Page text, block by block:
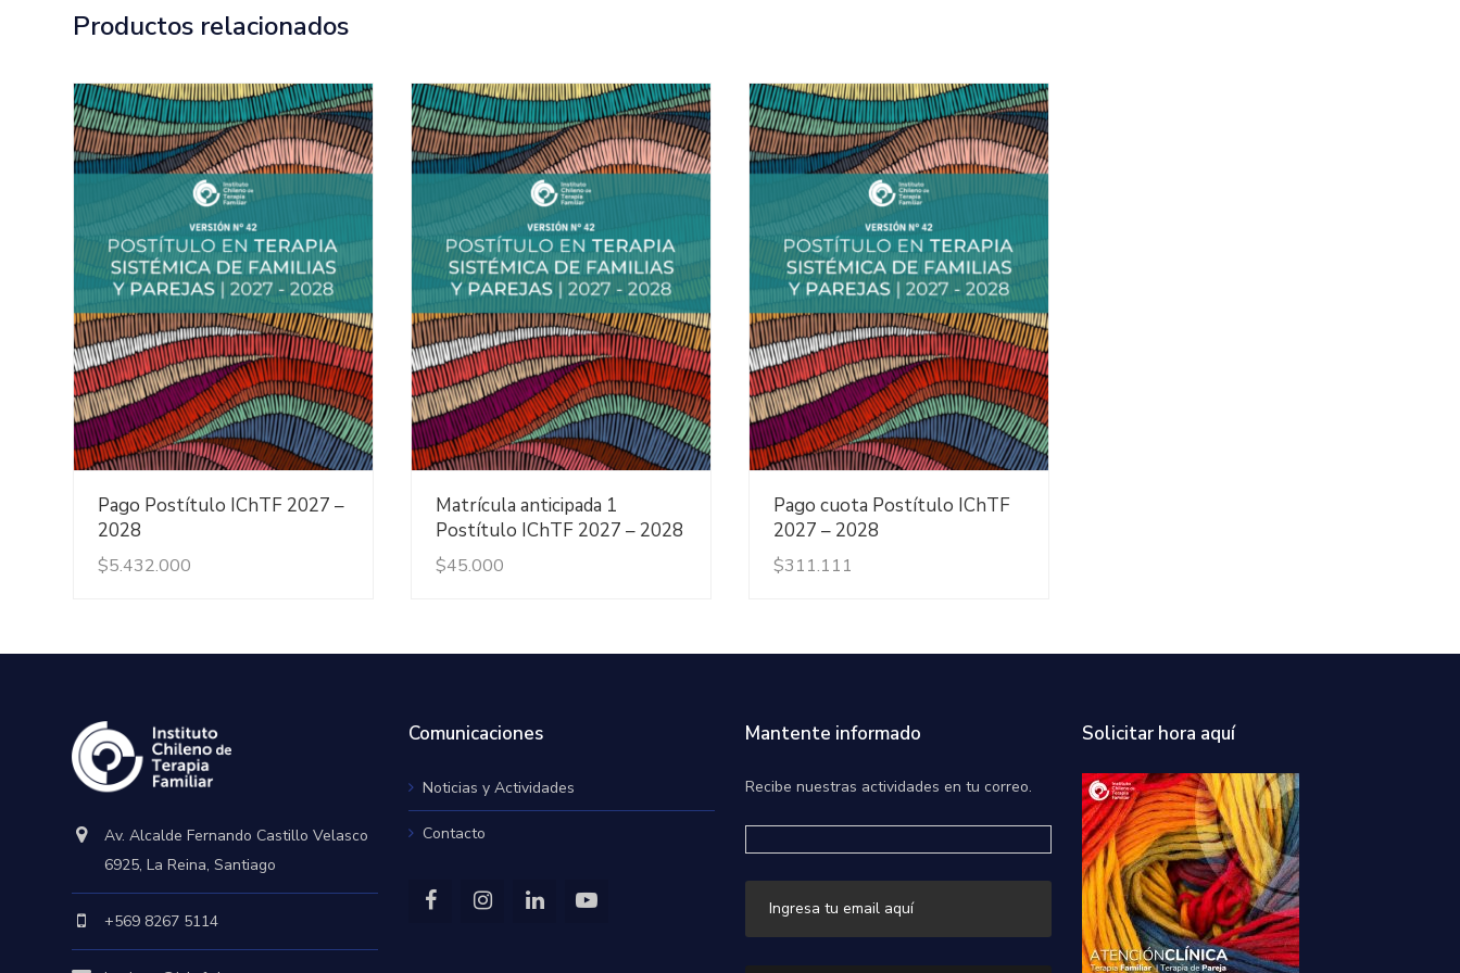
Productos relacionados
Ver Detalles
Pago Postítulo IChTF 2027 –
2028
$5.432.000
Ver Detalles
Matrícula anticipada 1
Postítulo IChTF 2027 – 2028
$45.000
Ver Detalles
Pago cuota Postítulo IChTF
2027 – 2028
$311.111
Av. Alcalde Fernando Castillo Velasco
6925, La Reina, Santiago
+569 8267 5114
Comunicaciones
Noticias y Actividades
Contacto
Mantente informado
Recibe nuestras actividades en tu correo.
Solicitar hora aquí